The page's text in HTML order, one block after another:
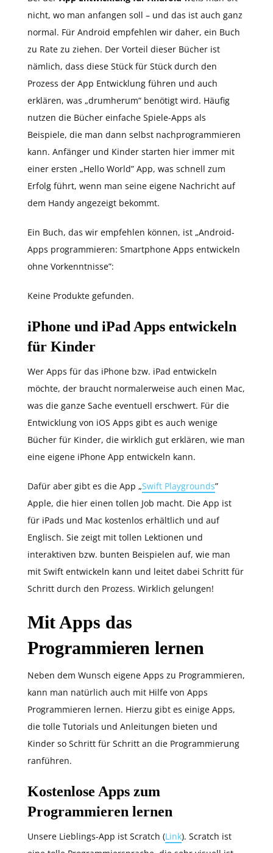
nicht, wo man anfangen soll – und das ist auch ganz
normal. Für Android empfehlen wir daher, ein Buch
zu Rate zu ziehen. Der Vorteil dieser Bücher ist
nämlich, dass diese Stück für Stück durch den
Prozess der App Entwicklung führen und auch
erklären, was „drumherum“ benötigt wird. Häufig
nutzen die Bücher einfache Spiele-Apps als
Beispiele, die man dann selbst nachprogrammieren
kann. Anfänger und Kinder starten hier immer mit
einer ersten „Hello World” App, was schnell zum
Erfolg führt, wenn man seine eigene Nachricht auf
dem Handy angezeigt bekommt.
Ein Buch, das wir empfehlen können, ist „Android-
Apps programmieren: Smartphone Apps entwickeln
ohne Vorkenntnisse”:
Keine Produkte gefunden.
iPhone und iPad Apps entwickeln
für Kinder
Wer Apps für das iPhone bzw. iPad entwickeln
möchte, der braucht normalerweise auch einen Mac,
was die ganze Sache eventuell erschwert. Für die
Entwicklung von iOS Apps gibt es auch wenige
Bücher für Kinder, die wirklich gut erklären, wie man
eine eigene iPhone App entwickeln kann.
Dafür aber gibt es die App „Swift Playgrounds”
Apple, die hier einen tollen Job macht. Die App ist
für iPads und Mac kostenlos erhältlich und auf
Englisch. Sie zeigt mit tollen Lektionen und
interaktiven bzw. bunten Beispielen auf, wie man
mit Swift entwickeln kann und leitet dabei Schritt für
Schritt durch den Prozess. Wirklich gelungen!
Mit Apps das
Programmieren lernen
Neben dem Wunsch eigene Apps zu Programmieren,
kann man natürlich auch mit Hilfe von Apps
Programmieren lernen. Hierzu gibt es einige Apps,
die tolle Tutorials und Anleitungen bieten und
Kinder so Schritt für Schritt an die Programmierung
ranführen.
Kostenlose Apps zum
Programmieren lernen
Unsere Lieblings-App ist Scratch (Link). Scratch ist